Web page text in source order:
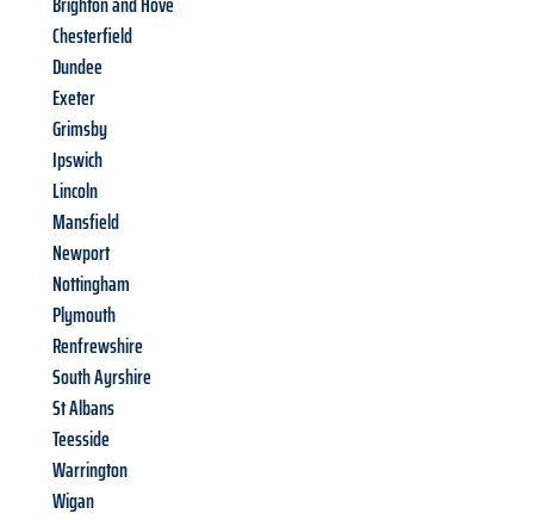
Chesterfield
Dundee
Exeter
Grimsby
Ipswich
Lincoln
Mansfield
Newport
Nottingham
Plymouth
Renfrewshire
South Ayrshire
St Albans
Teesside
Warrington
Wigan